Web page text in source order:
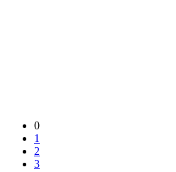
0
1
2
3